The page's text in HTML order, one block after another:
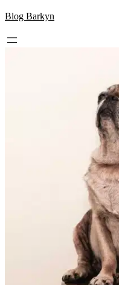
Skip
content
Blog Barkyn